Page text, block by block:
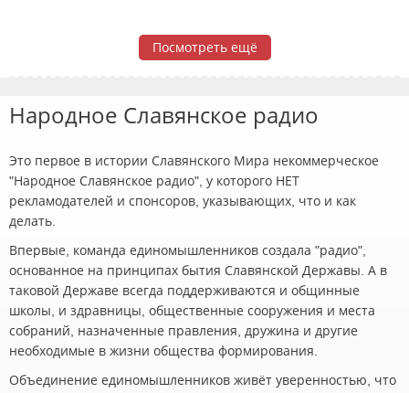
Посмотреть ещё
Народное Славянское радио
Это первое в истории Славянского Мира некоммерческое
"Народное Славянское радио", у которого НЕТ
рекламодателей и спонсоров, указывающих, что и как
делать.
Впервые, команда единомышленников создала "радио",
основанное на принципах бытия Славянской Державы. А в
таковой Державе всегда поддерживаются и общинные
школы, и здравницы, общественные сооружения и места
собраний, назначенные правления, дружина и другие
необходимые в жизни общества формирования.
Объединение единомышленников живёт уверенностью, что